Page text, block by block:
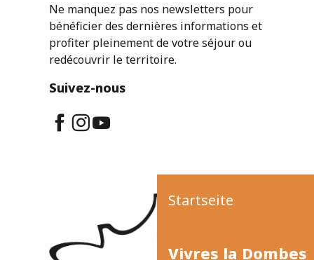
Startseite
Vivres la Dombes
Ne manquez pas nos newsletters pour
bénéficier des dernières informations et
profiter pleinement de votre séjour ou
redécouvrir le territoire.
Suivez-nous